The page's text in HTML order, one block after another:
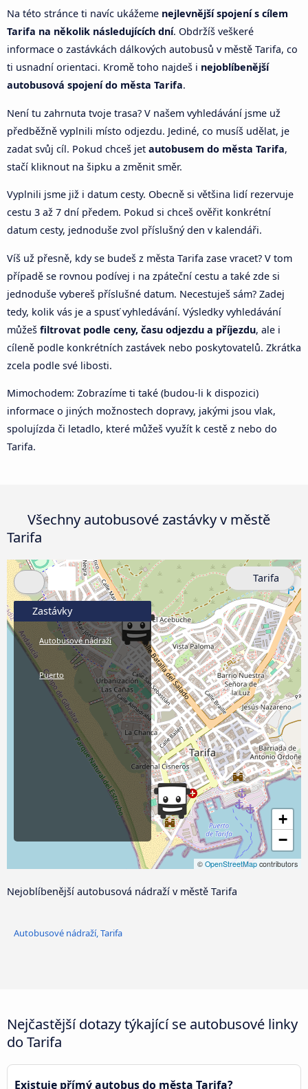
Na této stránce ti navíc ukážeme nejlevnější spojení s cílem
Tarifa na několik následujících dní. Obdržíš veškeré
informace o zastávkách dálkových autobusů v městě Tarifa, co
ti usnadní orientaci. Kromě toho najdeš i nejoblíbenější
autobusová spojení do města Tarifa.
Není tu zahrnuta tvoje trasa? V našem vyhledávání jsme už
předběžně vyplnili místo odjezdu. Jediné, co musíš udělat, je
zadat svůj cíl. Pokud chceš jet autobusem do města Tarifa,
stačí kliknout na šipku a změnit směr.
Vyplnili jsme již i datum cesty. Obecně si většina lidí rezervuje
cestu 3 až 7 dní předem. Pokud si chceš ověřit konkrétní
datum cesty, jednoduše zvol příslušný den v kalendáři.
Víš už přesně, kdy se budeš z města Tarifa zase vracet? V tom
případě se rovnou podívej i na zpáteční cestu a také zde si
jednoduše vybereš příslušné datum. Necestuješ sám? Zadej
tedy, kolik vás je a spusť vyhledávání. Výsledky vyhledávání
můžeš filtrovat podle ceny, času odjezdu a příjezdu, ale i
cíleně podle konkrétních zastávek nebo poskytovatelů. Zkrátka
zcela podle své libosti.
Mimochodem: Zobrazíme ti také (budou-li k dispozici)
informace o jiných možnostech dopravy, jakými jsou vlak,
spolujízda či letadlo, které můžeš využít k cestě z nebo do
Tarifa.
Všechny autobusové zastávky v městě
Tarifa
+
−
© OpenStreetMap contributors
Zastávky
Autobusové nádraží
Puerto
Tarifa
Nejoblíbenější autobusová nádraží v městě Tarifa
Autobusové nádraží, Tarifa
Nejčastější dotazy týkající se autobusové linky
do Tarifa
Existuje přímý autobus do města Tarifa?